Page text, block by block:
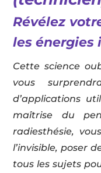
Révélez
les énergies
Cette science
vous
d’applications
maîtrise du
radiesthésie,
l’invisible, poser
tous les sujets